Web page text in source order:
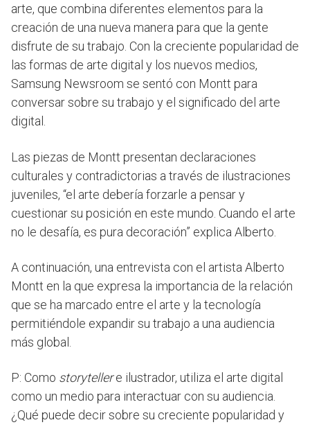
arte, que combina diferentes elementos para la
creación de una nueva manera para que la gente
disfrute de su trabajo. Con la creciente popularidad de
las formas de arte digital y los nuevos medios,
Samsung Newsroom se sentó con Montt para
conversar sobre su trabajo y el significado del arte
digital.
Las piezas de Montt presentan declaraciones
culturales y contradictorias a través de ilustraciones
juveniles, “el arte debería forzarle a pensar y
cuestionar su posición en este mundo. Cuando el arte
no le desafía, es pura decoración” explica Alberto.
A continuación, una entrevista con el artista Alberto
Montt en la que expresa la importancia de la relación
que se ha marcado entre el arte y la tecnología
permitiéndole expandir su trabajo a una audiencia
más global.
P: Como storytellere ilustrador, utiliza el arte digital
como un medio para interactuar con su audiencia.
¿Qué puede decir sobre su creciente popularidad y